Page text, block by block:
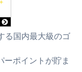
る国内最大級のゴ
ーポイントが貯ま